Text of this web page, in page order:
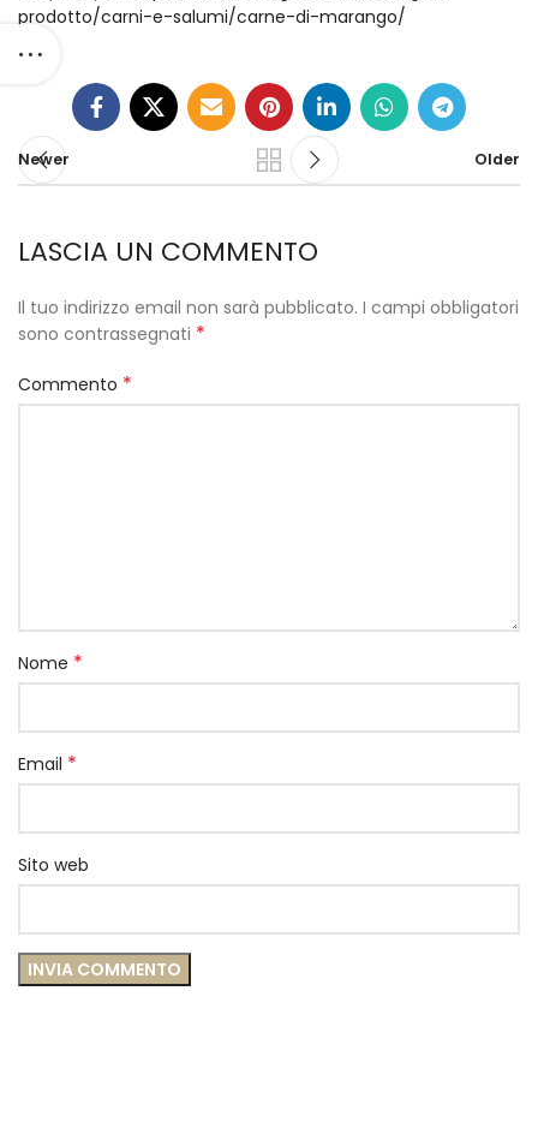
prodotto/carni-e-salumi/carne-di-marango/
Newer Older
LASCIA UN COMMENTO
Il tuo indirizzo email non sarà pubblicato. I campi obbligatori
sono contrassegnati *
Commento *
Nome *
Email *
Sito web